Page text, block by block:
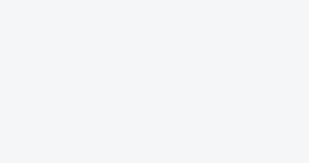
Go-Fringe
劃